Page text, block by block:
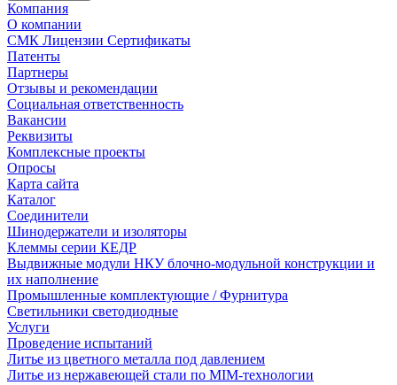
Компания
О компании
СМК Лицензии Сертификаты
Патенты
Партнеры
Отзывы и рекомендации
Социальная ответственность
Вакансии
Реквизиты
Комплексные проекты
Опросы
Карта сайта
Каталог
Соединители
Шинодержатели и изоляторы
Клеммы серии КЕДР
Выдвижные модули НКУ блочно-модульной конструкции и
их наполнение
Промышленные комплектующие / Фурнитура
Светильники светодиодные
Услуги
Проведение испытаний
Литье из цветного металла под давлением
Литье из нержавеющей стали по MIM-технологии